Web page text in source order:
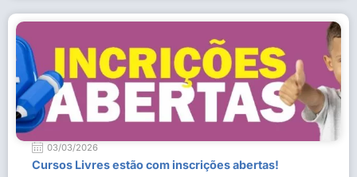
03/03/2026
Cursos Livres estão com inscrições abertas!